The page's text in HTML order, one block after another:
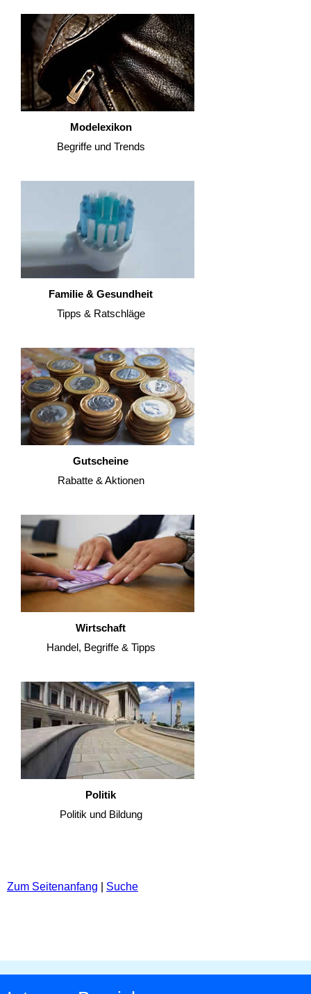
Modelexikon
Begriffe und Trends
Familie & Gesundheit
Tipps & Ratschläge
Gutscheine
Rabatte & Aktionen
Wirtschaft
Handel, Begriffe & Tipps
Politik
Politik und Bildung
Zum Seitenanfang Suche